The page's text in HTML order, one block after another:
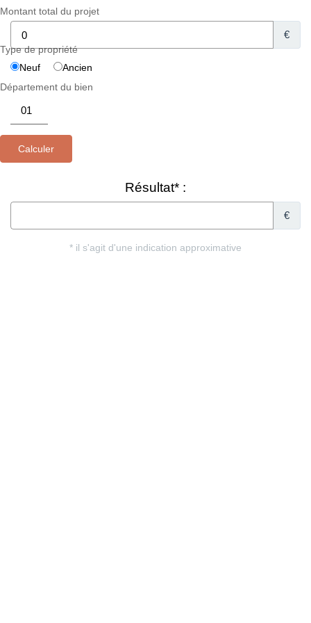
Montant total du projet
€
Type de propriété
Neuf
Ancien
Département du bien
Résultat* :
€
* il s'agit d'une indication approximative